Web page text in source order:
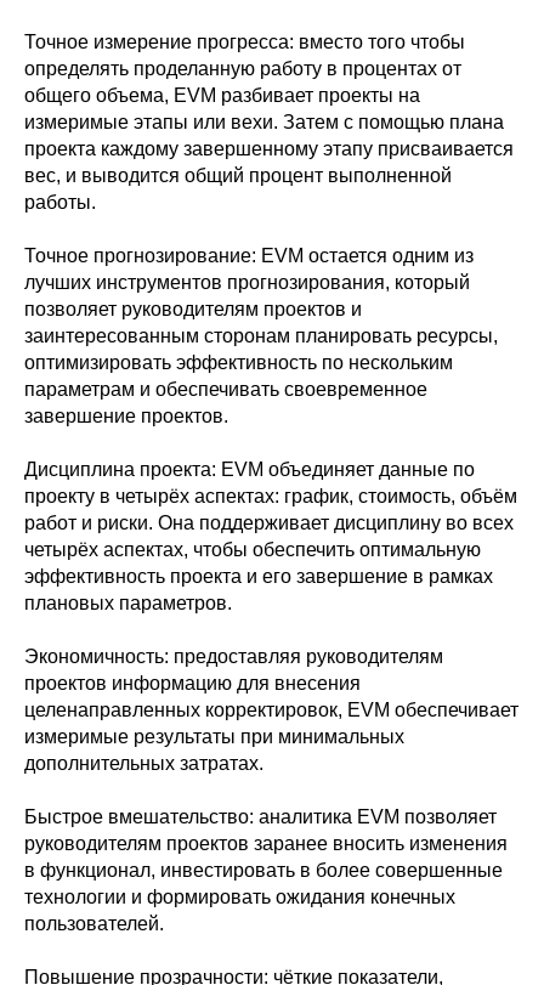
Точное измерение прогресса: вместо того чтобы
определять проделанную работу в процентах от
общего объема, EVM разбивает проекты на
измеримые этапы или вехи. Затем с помощью плана
проекта каждому завершенному этапу присваивается
вес, и выводится общий процент выполненной
работы.
Точное прогнозирование: EVM остается одним из
лучших инструментов прогнозирования, который
позволяет руководителям проектов и
заинтересованным сторонам планировать ресурсы,
оптимизировать эффективность по нескольким
параметрам и обеспечивать своевременное
завершение проектов.
Дисциплина проекта: EVM объединяет данные по
проекту в четырёх аспектах: график, стоимость, объём
работ и риски. Она поддерживает дисциплину во всех
четырёх аспектах, чтобы обеспечить оптимальную
эффективность проекта и его завершение в рамках
плановых параметров.
Экономичность: предоставляя руководителям
проектов информацию для внесения
целенаправленных корректировок, EVM обеспечивает
измеримые результаты при минимальных
дополнительных затратах.
Быстрое вмешательство: аналитика EVM позволяет
руководителям проектов заранее вносить изменения
в функционал, инвестировать в более совершенные
технологии и формировать ожидания конечных
пользователей.
Повышение прозрачности: чёткие показатели,